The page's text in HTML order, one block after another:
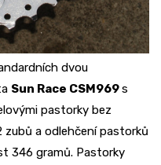
dvou
Sun Race CSM969s
pastorky bez
zubů a odlehčení pastorků
346 gramů. Pastorky